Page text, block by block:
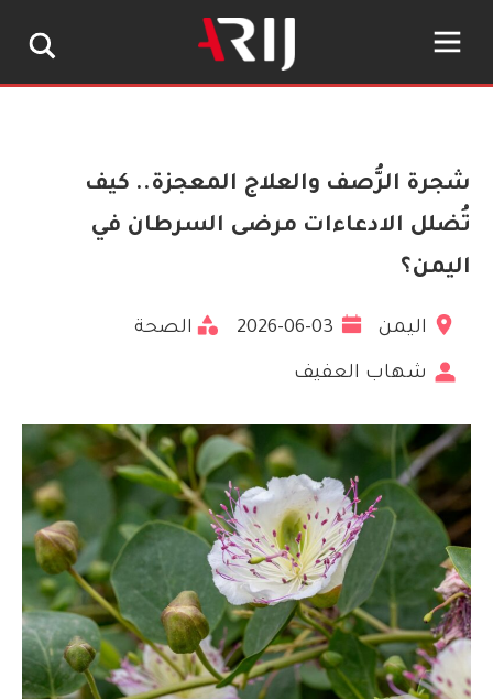
شجرة الرُّصف والعلاج المعجزة.. كيف
تُضلل الادعاءات مرضى السرطان في
اليمن؟
اليمن 2026-06-03 الصحة
شهاب العفيف